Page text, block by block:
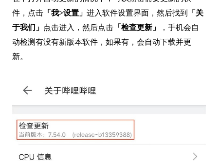
件，点击 「我>设置」 进入软件设置界面，然后找到
「关
于我们」 点击进入，然后点击 「检查更新」
，手机会自
动检测有没有新版本软件，如果有，会自动下载并更
新。